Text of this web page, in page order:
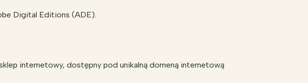
Digital Editions (ADE).
internetowy, dostępny pod unikalną domeną internetową